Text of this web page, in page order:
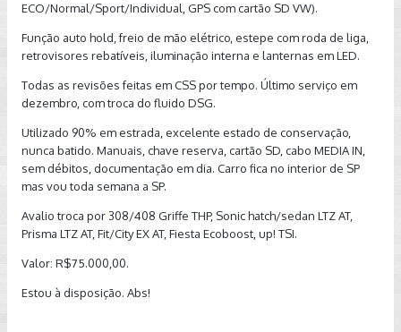
ECO/Normal/Sport/Individual, GPS com cartão SD VW).
Função auto hold, freio de mão elétrico, estepe com roda de liga,
retrovisores rebatíveis, iluminação interna e lanternas em LED.
Todas as revisões feitas em CSS por tempo. Último serviço em
dezembro, com troca do fluido DSG.
Utilizado 90% em estrada, excelente estado de conservação,
nunca batido. Manuais, chave reserva, cartão SD, cabo MEDIA IN,
sem débitos, documentação em dia. Carro fica no interior de SP
mas vou toda semana a SP.
Avalio troca por 308/408 Griffe THP, Sonic hatch/sedan LTZ AT,
Prisma LTZ AT, Fit/City EX AT, Fiesta Ecoboost, up! TSI.
Valor: R$75.000,00.
Estou à disposição. Abs!